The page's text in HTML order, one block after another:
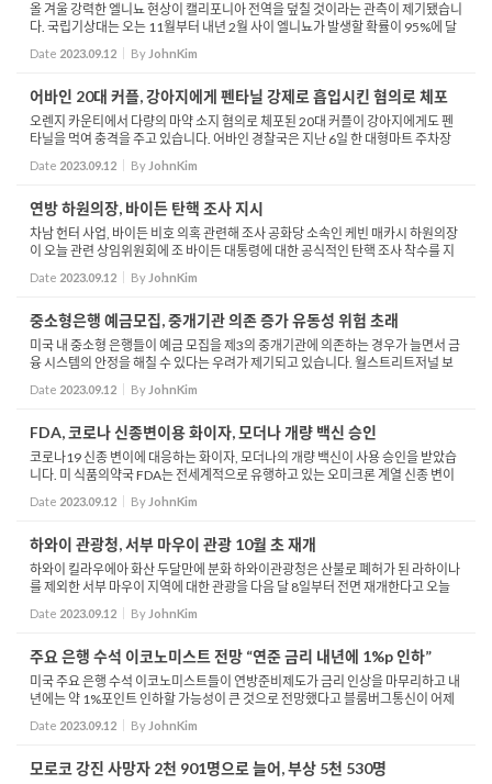
올 겨울 강력한 엘니뇨 현상이 캘리포니아 전역을 덮칠 것이라는 관측이 제기됐습니
다. 국립기상대는 오는 11월부터 내년 2월 사이 엘니뇨가 발생할 확률이 95%에 달
하며, 예전보다 강력한 역대급 엘니뇨가 일어날 확률은 66% 이상이라고 발표했습
니다. 엘니...
Date 2023.09.12 By JohnKim
어바인 20대 커플, 강아지에게 펜타닐 강제로 흡입시킨 혐의로 체포
오렌지 카운티에서 다량의 마약 소지 혐의로 체포된 20대 커플이 강아지에게도 펜
타닐을 먹여 충격을 주고 있습니다. 어바인 경찰국은 지난 6일 한 대형마트 주차장
에서 마약소지 혐의로 케일럽 애런 아이즈맨과 캐서린 메릴루 멘키를 체포했다고 밝
혔습니다....
Date 2023.09.12 By JohnKim
연방 하원의장, 바이든 탄핵 조사 지시
차남 헌터 사업, 바이든 비호 의혹 관련해 조사 공화당 소속인 케빈 매카시 하원의장
이 오늘 관련 상임위원회에 조 바이든 대통령에 대한 공식적인 탄핵 조사 착수를 지
시했습니다. 매카시 의장은 바이든 대통령의 차남 헌터 바이든 관련 의혹을 규명하
기 위...
Date 2023.09.12 By JohnKim
중소형은행 예금모집, 중개기관 의존 증가 유동성 위험 초래
미국 내 중소형 은행들이 예금 모집을 제3의 중개기관에 의존하는 경우가 늘면서 금
융 시스템의 안정을 해칠 수 있다는 우려가 제기되고 있습니다. 월스트리트저널 보
도에 따르면 유타주 솔트레이크시티에 본사를 둔 중형 은행 시온 뱅코프는 상반기
말 중개...
Date 2023.09.12 By JohnKim
FDA, 코로나 신종변이용 화이자, 모더나 개량 백신 승인
코로나19 신종 변이에 대응하는 화이자, 모더나의 개량 백신이 사용 승인을 받았습
니다. 미 식품의약국 FDA는 전세계적으로 유행하고 있는 오미크론 계열 신종 변이
주에 초점을 맞춰 개량한 이들 백신을 승인했습니다. 접종 승인 대상은 12세 이상이
며, 생후 ...
Date 2023.09.12 By JohnKim
하와이 관광청, 서부 마우이 관광 10월 초 재개
하와이 킬라우에아 화산 두달만에 분화 하와이관광청은 산불로 폐허가 된 라하이나
를 제외한 서부 마우이 지역에 대한 관광을 다음 달 8일부터 전면 재개한다고 오늘
밝혔습니다. 산불 피해 복구 작업이 진행 중인 라하이나 지역은 출입이 제한되지만,
그 외 ...
Date 2023.09.12 By JohnKim
주요 은행 수석 이코노미스트 전망 “연준 금리 내년에 1%p 인하”
미국 주요 은행 수석 이코노미스트들이 연방준비제도가 금리 인상을 마무리하고 내
년에는 약 1%포인트 인하할 가능성이 큰 것으로 전망했다고 블룸버그통신이 어제
보도했습니다. 미국은행연합회 경제자문위원회는 미국이 경기침체를 피할 수 있다
고 전망한 ...
Date 2023.09.12 By JohnKim
모로코 강진 사망자 2천 901명으로 늘어, 부상 5천 530명